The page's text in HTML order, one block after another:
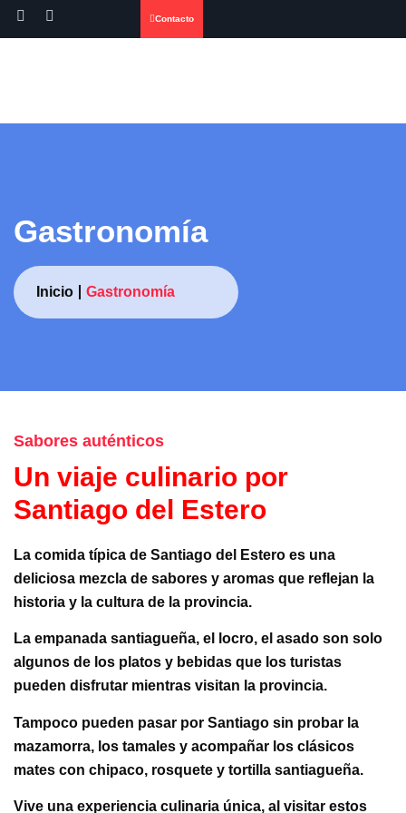
Contacto
Gastronomía
Inicio Gastronomía
Sabores auténticos
Un viaje culinario por
Santiago del Estero
La comida típica de Santiago del Estero es una
deliciosa mezcla de sabores y aromas que reflejan la
historia y la cultura de la provincia.
La empanada santiagueña, el locro, el asado son solo
algunos de los platos y bebidas que los turistas
pueden disfrutar mientras visitan la provincia.
Tampoco pueden pasar por Santiago sin probar la
mazamorra, los tamales y acompañar los clásicos
mates con chipaco, rosquete y tortilla santiagueña.
Vive una experiencia culinaria única, al visitar estos